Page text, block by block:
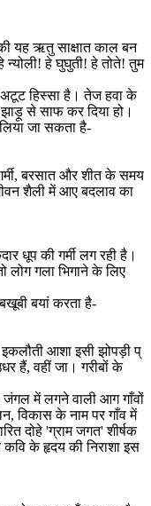
यह ऋतु साक्षात काल बन
हे घुघुती! हे तोते! तुम
हिस्सा है। तेज हवा के
से साफ कर दिया हो।
जा सकता है-
बरसात और शीत के समय
शैली में आए बदलाव का
धूप की गर्मी लग रही है।
लोग गला भिगाने के लिए
बयां करता है-
आशा इसी झोपड़ी प्
हैं, वहीं जा। गरीबों के
जंगल में लगने वाली आग गाँवों
विकास के नाम पर गाँव में
दोहे 'ग्राम जगत' शीर्षक
के हृदय की निराशा इस